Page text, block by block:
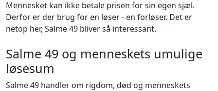
Mennesket kan ikke betale prisen for sin egen sjæl.
Derfor er der brug for en løser - en forløser. Det er
netop her, Salme 49 bliver så interessant.
Salme 49 og menneskets umulige
løsesum
Salme 49 handler om rigdom, død og menneskets